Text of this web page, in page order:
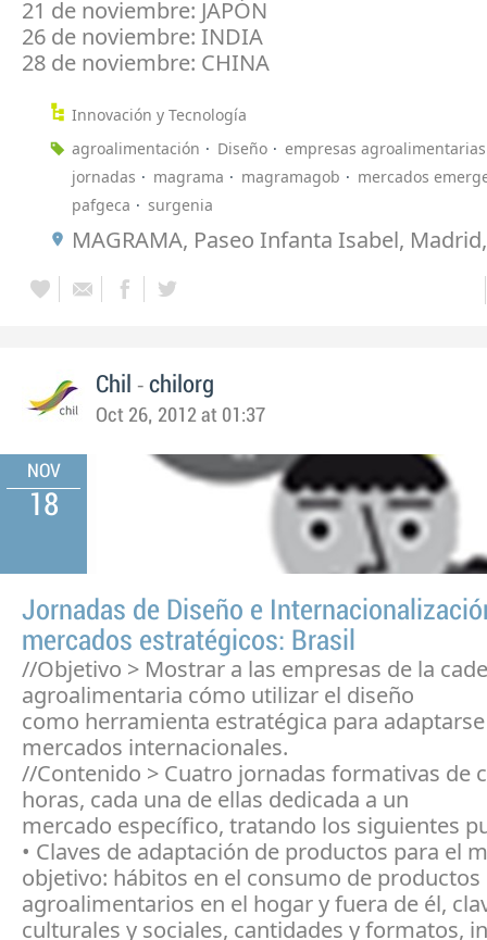
21 de noviembre: JAPÓN
26 de noviembre: INDIA
28 de noviembre: CHINA
Innovación y Tecnología
agroalimentación
Diseño
empresas
jornadas
magrama magramagob
mercados
pafgeca
surgenia
MAGRAMA, Paseo Infanta Isabel,
Chil - chilorg
Oct 26, 2012 at 01:37
NOV
18
Jornadas de Diseño e
mercados estratégicos: Brasil
//Objetivo > Mostrar a las empresas de la
agroalimentaria cómo utilizar el diseño
como herramienta estratégica para
mercados internacionales.
//Contenido > Cuatro jornadas formativas de
horas, cada una de ellas dedicada a un
mercado específico, tratando los siguientes
• Claves de adaptación de productos para el
objetivo: hábitos en el consumo de productos
agroalimentarios en el hogar y fuera de él,
culturales y sociales, cantidades y formatos,